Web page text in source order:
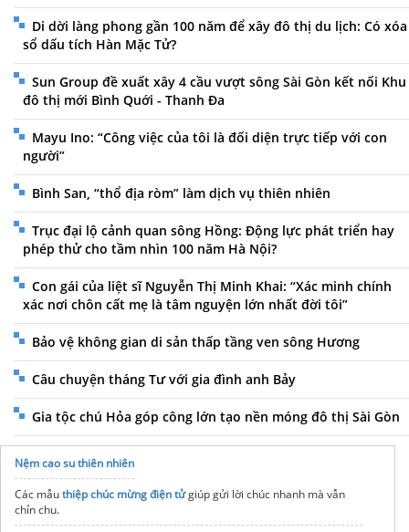
Di dời làng phong gần 100 năm để xây đô thị du lịch: Có xóa
sổ dấu tích Hàn Mặc Tử?
Sun Group đề xuất xây 4 cầu vượt sông Sài Gòn kết nối Khu
đô thị mới Bình Quới - Thanh Đa
Mayu Ino: “Công việc của tôi là đối diện trực tiếp với con
người”
Bình San, “thổ địa ròm” làm dịch vụ thiên nhiên
Trục đại lộ cảnh quan sông Hồng: Động lực phát triển hay
phép thử cho tầm nhìn 100 năm Hà Nội?
Con gái của liệt sĩ Nguyễn Thị Minh Khai: “Xác minh chính
xác nơi chôn cất mẹ là tâm nguyện lớn nhất đời tôi”
Bảo vệ không gian di sản thấp tầng ven sông Hương
Câu chuyện tháng Tư với gia đình anh Bảy
Gia tộc chú Hỏa góp công lớn tạo nền móng đô thị Sài Gòn
Nệm cao su thiên nhiên
Các mẫuthiệp chúc mừng điện tửgiúp gửi lời chúc nhanh mà vẫn
chỉn chu.